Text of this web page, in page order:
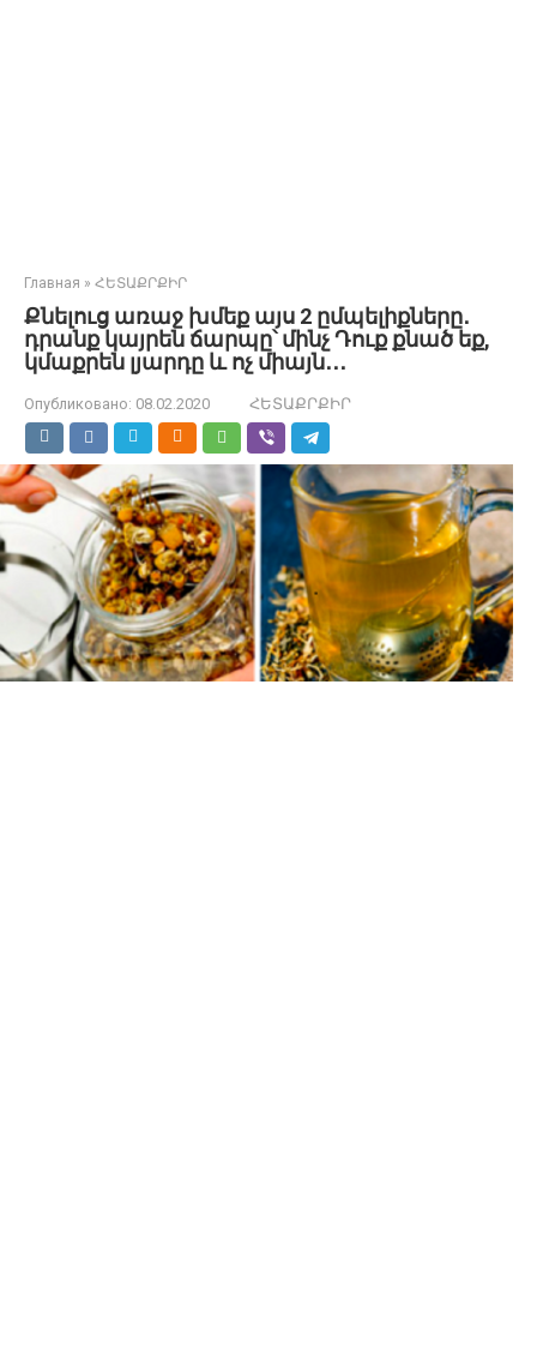
Главная » ՀԵՏԱՔՐՔԻՐ
Քնելուց առաջ խմեք այս 2 ըմպելիքները․
դրանք կայրեն ճարպը՝ մինչ Դուք քնած եք,
կմաքրեն լյարդը և ոչ միայն․․․
Опубликовано: 08.02.2020 ՀԵՏԱՔՐՔԻՐ